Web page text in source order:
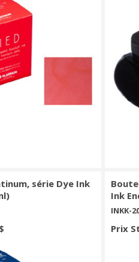
série Dye Ink
Ink
INKK-
Prix